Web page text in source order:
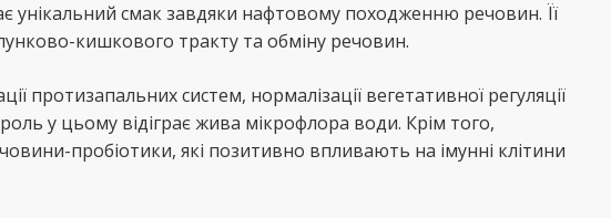
смак завдяки нафтовому походженню речовин. Її
кишкового тракту та обміну речовин.
протизапальних систем, нормалізації вегетативної регуляції
у цьому відіграє жива мікрофлора води. Крім того,
пробіотики, які позитивно впливають на імунні клітини